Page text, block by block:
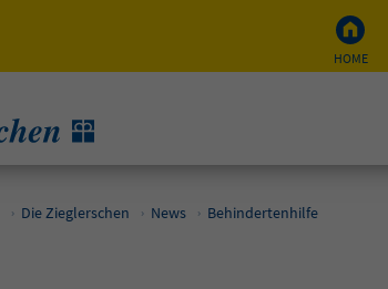
HOME
Die Zieglerschen News Behindertenhilfe